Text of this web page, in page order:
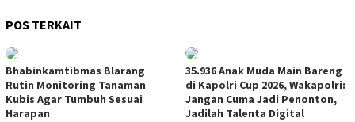
POS TERKAIT
Bhabinkamtibmas Blarang
Rutin Monitoring Tanaman
Kubis Agar Tumbuh Sesuai
Harapan
35.936 Anak Muda Main Bareng
di Kapolri Cup 2026, Wakapolri:
Jangan Cuma Jadi Penonton,
Jadilah Talenta Digital